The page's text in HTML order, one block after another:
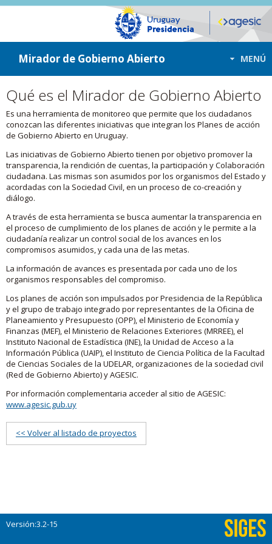
ir a contenido
ir al menú
Mirador de Gobierno Abierto MENÚ
Qué es el Mirador de Gobierno Abierto
Es una herramienta de monitoreo que permite que los ciudadanos
conozcan las diferentes iniciativas que integran los Planes de acción
de Gobierno Abierto en Uruguay.
Las iniciativas de Gobierno Abierto tienen por objetivo promover la
transparencia, la rendición de cuentas, la participación y Colaboración
ciudadana. Las mismas son asumidos por los organismos del Estado y
acordadas con la Sociedad Civil, en un proceso de co-creación y
diálogo.
A través de esta herramienta se busca aumentar la transparencia en
el proceso de cumplimiento de los planes de acción y le permite a la
ciudadanía realizar un control social de los avances en los
compromisos asumidos, y cada una de las metas.
La información de avances es presentada por cada uno de los
organismos responsables del compromiso.
Los planes de acción son impulsados por Presidencia de la República
y el grupo de trabajo integrado por representantes de la Oficina de
Planeamiento y Presupuesto (OPP), el Ministerio de Economía y
Finanzas (MEF), el Ministerio de Relaciones Exteriores (MRREE), el
Instituto Nacional de Estadística (INE), la Unidad de Acceso a la
Información Pública (UAIP), el Instituto de Ciencia Política de la Facultad
de Ciencias Sociales de la UDELAR, organizaciones de la sociedad civil
(Red de Gobierno Abierto) y AGESIC.
Por información complementaria acceder al sitio de AGESIC:
www.agesic.gub.uy
<< Volver al listado de proyectos
Versión:3.2-15